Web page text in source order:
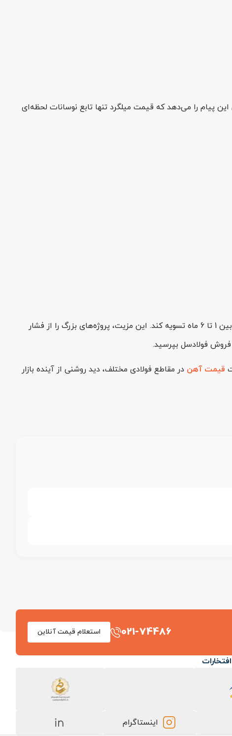
پیام را می‌دهد که قیمت میلگرد تنها تابع نوسانات لحظه‌ای
، مشتری می‌تواند با گشایش اعتبار اسنادی داخلی یا ارائه چک صیادی، هزینه خرید را طی بازه‌ای بین 1 تا 6 ماه تسویه کند. این مزیت، پروژه‌های بزرگ را از فشار
فروش فولادسل بپرسید.
قیمت آهن در مقاطع فولادی مختلف، دید روشنی از آینده بازار
021-74486 استعلام قیمت آنلاین
اینستاگرام